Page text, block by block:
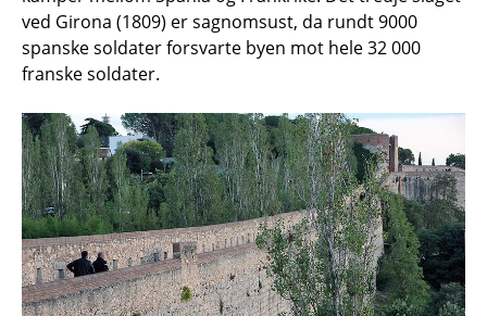
ved Girona (1809) er sagnomsust, da rundt 9000
spanske soldater forsvarte byen mot hele 32 000
franske soldater.